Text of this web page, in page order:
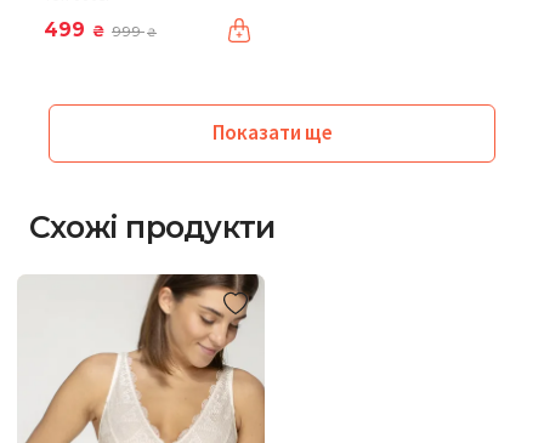
499 ₴ 999₴
Показати ще
Схожі продукти